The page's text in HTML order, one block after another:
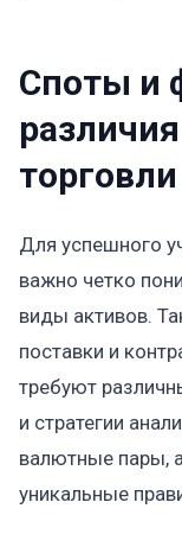
Споты и
торговли
Для успешного
важно четко
виды активов.
поставки и
требуют
и стратегии
валютные пары,
уникальные